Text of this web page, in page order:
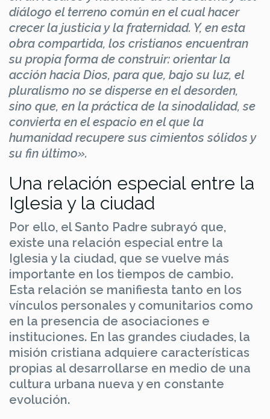
diálogo el terreno común en el cual hacer
crecer la justicia y la fraternidad. Y, en esta
obra compartida, los cristianos encuentran
su propia forma de construir: orientar la
acción hacia Dios, para que, bajo su luz, el
pluralismo no se disperse en el desorden,
sino que, en la práctica de la sinodalidad, se
convierta en el espacio en el que la
humanidad recupere sus cimientos sólidos y
su fin último».
Una relación especial entre la
Iglesia y la ciudad
Por ello, el Santo Padre subrayó que,
existe una relación especial entre la
Iglesia y la ciudad, que se vuelve más
importante en los tiempos de cambio.
Esta relación se manifiesta tanto en los
vínculos personales y comunitarios como
en la presencia de asociaciones e
instituciones. En las grandes ciudades, la
misión cristiana adquiere características
propias al desarrollarse en medio de una
cultura urbana nueva y en constante
evolución.